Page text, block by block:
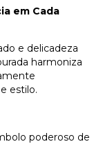
em Cada
e delicadeza
harmoniza
estilo.
poderoso de